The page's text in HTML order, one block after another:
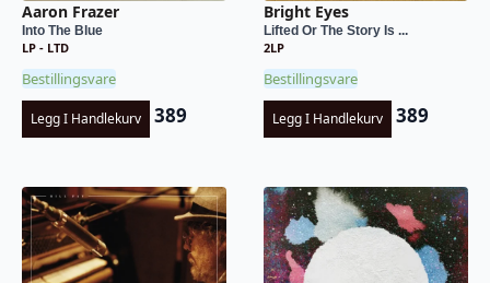
Aaron Frazer
Into The Blue
LP - LTD
Bestillingsvare
Legg I Handlekurv 389
Bright Eyes
Lifted Or The Story Is ...
2LP
Bestillingsvare
Legg I Handlekurv 389